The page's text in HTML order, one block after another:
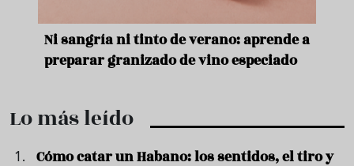
Ni sangría ni tinto de verano: aprende a
preparar granizado de vino especiado
Lo más leído
Cómo catar un Habano: los sentidos, el tiro y